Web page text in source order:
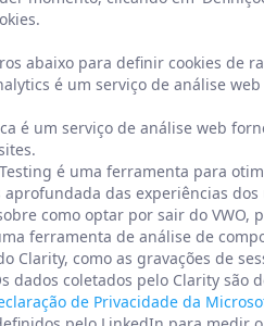
abaixo para definir cookies de
é um serviço de análise
é um serviço de análise web
Testing é uma ferramenta para
das experiências
como optar por sair do VWO,
ferramenta de análise de
Clarity, como as gravações de
dados coletados pelo Clarity
de Privacidade da